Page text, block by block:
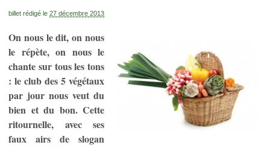
billet rédigé le 27 décembre 2013
On nous le dit, on nous
le répète, on nous le
chante sur tous les tons
: le club des 5 végétaux
par jour nous veut du
bien et du bon. Cette
ritournelle, avec ses
faux airs de slogan